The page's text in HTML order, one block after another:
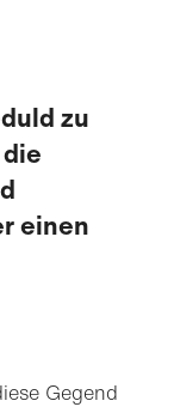
zu
einen
Gegend